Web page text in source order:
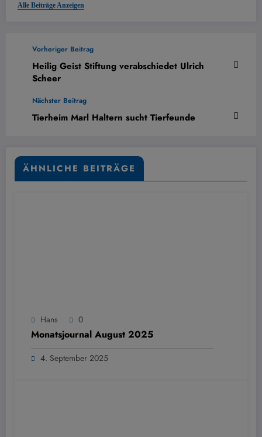
Alle Beiträge Anzeigen
Vorheriger Beitrag
Heilig Geist Stiftung verabschiedet Ulrich
Scheer
Nächster Beitrag
Tierheim Marl Haltern sucht Tierfeunde
ÄHNLICHE BEITRÄGE
Hans 0
Monatsjournal August 2025
4. September 2025